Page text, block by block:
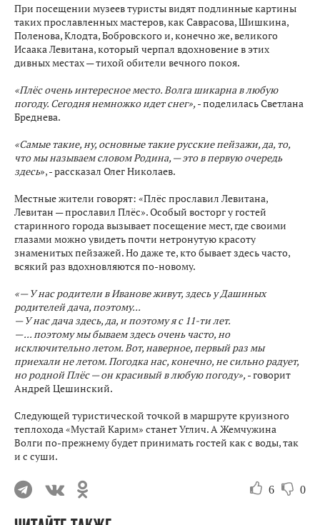
При посещении музеев туристы видят подлинные картины
таких прославленных мастеров, как Саврасова, Шишкина,
Поленова, Клодта, Бобровского и, конечно же, великого
Исаака Левитана, который черпал вдохновение в этих
дивных местах — тихой обители вечного покоя.
«Плёс очень интересное место. Волга шикарна в любую
погоду. Сегодня немножко идет снег», - поделилась Светлана
Бреднева.
«Самые такие, ну, основные такие русские пейзажи, да, то,
что мы называем словом Родина, — это в первую очередь
здесь», - рассказал Олег Николаев.
Местные жители говорят: «Плёс прославил Левитана,
Левитан — прославил Плёс». Особый восторг у гостей
старинного города вызывает посещение мест, где своими
глазами можно увидеть почти нетронутую красоту
знаменитых пейзажей. Но даже те, кто бывает здесь часто,
всякий раз вдохновляются по-новому.
«— У нас родители в Иванове живут, здесь у Дашиных
родителей дача, поэтому...
— У нас дача здесь, да, и поэтому я с 11-ти лет.
— ... поэтому мы бываем здесь очень часто, но
исключительно летом. Вот, наверное, первый раз мы
приехали не летом. Погодка нас, конечно, не сильно радует,
но родной Плёс — он красивый в любую погоду», - говорит
Андрей Цешинский.
Следующей туристической точкой в маршруте круизного
теплохода «Мустай Карим» станет Углич. А Жемчужина
Волги по-прежнему будет принимать гостей как с воды, так
и с суши.
6 0